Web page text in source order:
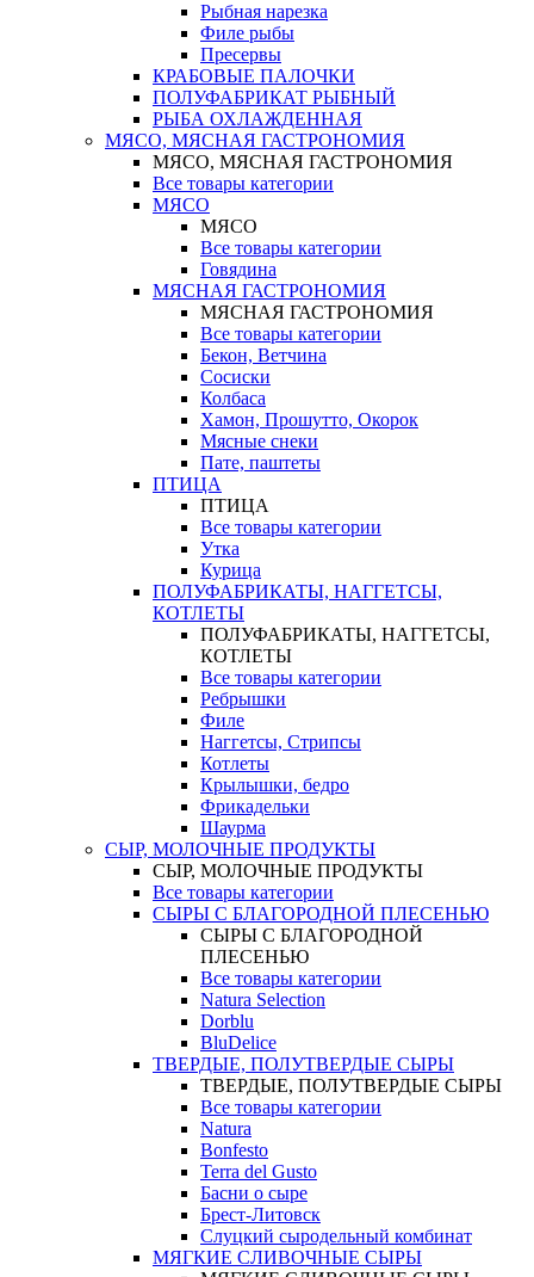
Рыбная нарезка
Филе рыбы
Пресервы
КРАБОВЫЕ ПАЛОЧКИ
ПОЛУФАБРИКАТ РЫБНЫЙ
РЫБА ОХЛАЖДЕННАЯ
МЯСО, МЯСНАЯ ГАСТРОНОМИЯ
МЯСО, МЯСНАЯ ГАСТРОНОМИЯ
Все товары категории
МЯСО
МЯСО
Все товары категории
Говядина
МЯСНАЯ ГАСТРОНОМИЯ
МЯСНАЯ ГАСТРОНОМИЯ
Все товары категории
Бекон, Ветчина
Сосиски
Колбаса
Хамон, Прошутто, Окорок
Мясные снеки
Пате, паштеты
ПТИЦА
ПТИЦА
Все товары категории
Утка
Курица
ПОЛУФАБРИКАТЫ, НАГГЕТСЫ,
КОТЛЕТЫ
ПОЛУФАБРИКАТЫ, НАГГЕТСЫ,
КОТЛЕТЫ
Все товары категории
Ребрышки
Филе
Наггетсы, Стрипсы
Котлеты
Крылышки, бедро
Фрикадельки
Шаурма
СЫР, МОЛОЧНЫЕ ПРОДУКТЫ
СЫР, МОЛОЧНЫЕ ПРОДУКТЫ
Все товары категории
СЫРЫ С БЛАГОРОДНОЙ ПЛЕСЕНЬЮ
СЫРЫ С БЛАГОРОДНОЙ
ПЛЕСЕНЬЮ
Все товары категории
Natura Selection
Dorblu
BluDelice
ТВЕРДЫЕ, ПОЛУТВЕРДЫЕ СЫРЫ
ТВЕРДЫЕ, ПОЛУТВЕРДЫЕ СЫРЫ
Все товары категории
Natura
Bonfesto
Terra del Gusto
Басни о сыре
Брест-Литовск
Слуцкий сыродельный комбинат
МЯГКИЕ СЛИВОЧНЫЕ СЫРЫ